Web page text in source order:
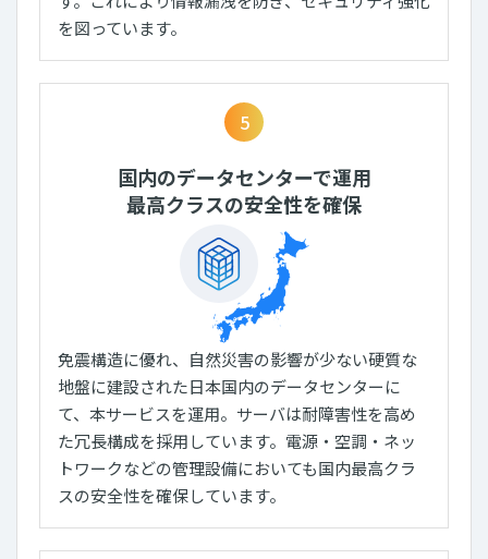
を図っています。
5
国内のデータセンターで運用
最高クラスの安全性を確保
免震構造に優れ、自然災害の影響が少ない硬質な
地盤に建設された日本国内のデータセンターに
て、本サービスを運用。サーバは耐障害性を高め
た冗長構成を採用しています。電源・空調・ネッ
トワークなどの管理設備においても国内最高クラ
スの安全性を確保しています。